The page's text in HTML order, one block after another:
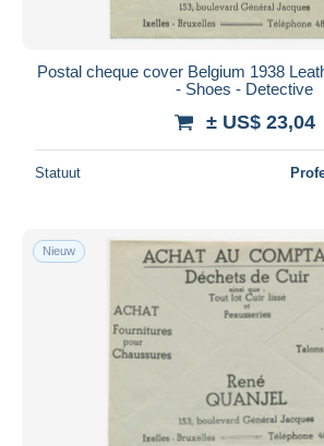
Postal cheque cover Belgium 1938
- Shoes - Detective
± US$ 23,04
Statuut
Nieuw